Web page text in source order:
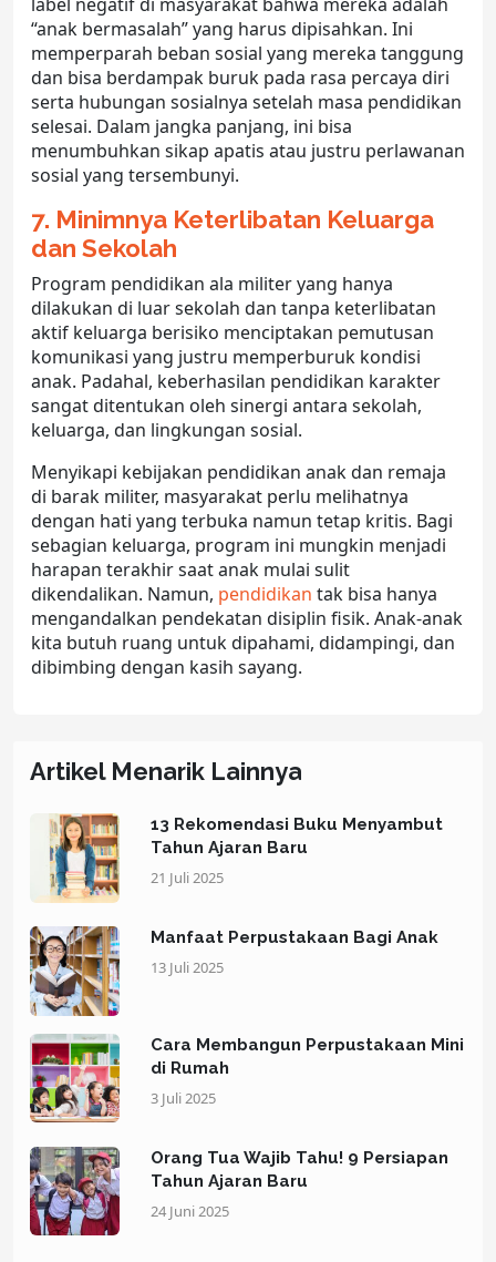
“anak bermasalah” yang harus dipisahkan. Ini
memperparah beban sosial yang mereka tanggung
dan bisa berdampak buruk pada rasa percaya diri
serta hubungan sosialnya setelah masa pendidikan
selesai. Dalam jangka panjang, ini bisa
menumbuhkan sikap apatis atau justru perlawanan
sosial yang tersembunyi.
7. Minimnya Keterlibatan Keluarga
dan Sekolah
Program pendidikan ala militer yang hanya
dilakukan di luar sekolah dan tanpa keterlibatan
aktif keluarga berisiko menciptakan pemutusan
komunikasi yang justru memperburuk kondisi
anak. Padahal, keberhasilan pendidikan karakter
sangat ditentukan oleh sinergi antara sekolah,
keluarga, dan lingkungan sosial.
Menyikapi kebijakan pendidikan anak dan remaja
di barak militer, masyarakat perlu melihatnya
dengan hati yang terbuka namun tetap kritis. Bagi
sebagian keluarga, program ini mungkin menjadi
harapan terakhir saat anak mulai sulit
dikendalikan. Namun, pendidikan tak bisa hanya
mengandalkan pendekatan disiplin fisik. Anak-anak
kita butuh ruang untuk dipahami, didampingi, dan
dibimbing dengan kasih sayang.
Artikel Menarik Lainnya
13 Rekomendasi Buku Menyambut
Tahun Ajaran Baru
21 Juli 2025
Manfaat Perpustakaan Bagi Anak
13 Juli 2025
Cara Membangun Perpustakaan Mini
di Rumah
3 Juli 2025
Orang Tua Wajib Tahu! 9 Persiapan
Tahun Ajaran Baru
24 Juni 2025